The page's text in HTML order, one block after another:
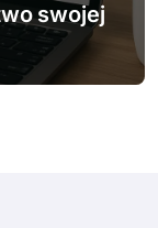
swojej